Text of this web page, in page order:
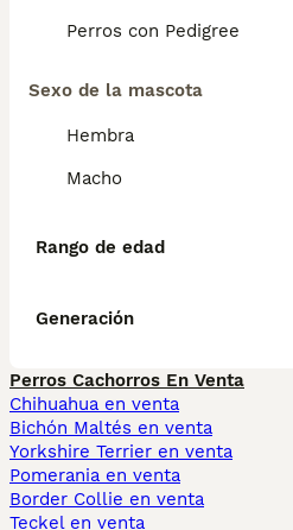
Perros con Pedigree
Sexo de la mascota
Hembra
Macho
Rango de edad
Generación
Perros Cachorros En Venta
Chihuahua en venta
Bichón Maltés en venta
Yorkshire Terrier en venta
Pomerania en venta
Border Collie en venta
Teckel en venta